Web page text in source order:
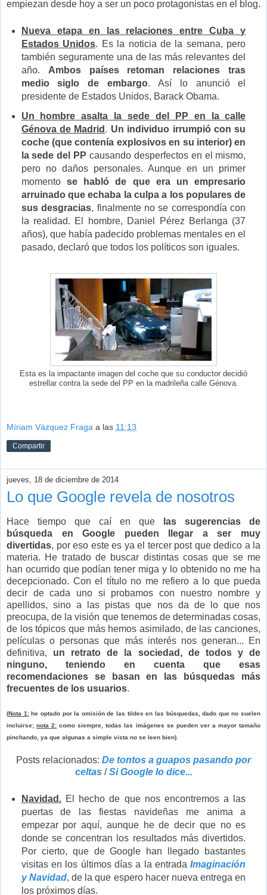
empiezan desde hoy a ser un poco protagonistas en el blog.
Nueva etapa en las relaciones entre Cuba y
Estados Unidos. Es la noticia de la semana, pero
también seguramente una de las más relevantes del
año. Ambos países retoman relaciones tras
medio siglo de embargo. Así lo anunció el
presidente de Estados Unidos, Barack Obama.
Un hombre asalta la sede del PP en la calle
Génova de Madrid . Un individuo irrumpió con su
coche (que contenía explosivos en su interior) en
la sede del PP causando desperfectos en el mismo,
pero no daños personales. Aunque en un primer
momento se habló de que era un empresario
arruinado que echaba la culpa a los populares de
sus desgracias, finalmente no se correspondía con
la realidad. El hombre, Daniel Pérez Berlanga (37
años), que había padecido problemas mentales en el
pasado, declaró que todos los políticos son iguales.
Esta es la impactante imagen del coche que su conductor decidió
estrellar contra la sede del PP en la madrileña calle Génova.
Míriam Vázquez Fraga a las 11:13
Compartir
jueves, 18 de diciembre de 2014
Lo que Google revela de nosotros
Hace tiempo que caí en que
las sugerencias de
búsqueda en Google pueden llegar a ser muy
divertidas, por eso este es ya el tercer post que dedico a la
materia. He tratado de buscar distintas cosas que se me
han ocurrido que podían tener miga y lo obtenido no me ha
decepcionado. Con el título no me refiero a lo que pueda
decir de cada uno si probamos con nuestro nombre y
apellidos, sino a las pistas que nos da de lo que nos
preocupa, de la visión que tenemos de determinadas cosas,
de los tópicos que más hemos asimilado, de las canciones,
películas o personas que más interés nos generan... En
definitiva, un retrato de la sociedad, de todos y de
ninguno, teniendo en cuenta que esas
recomendaciones se basan en las búsquedas más
frecuentes de los usuarios.
(Nota 1:he optado por la omisión de las tildes en las búsquedas, dado que no suelen
incluirse;nota 2: como siempre, todas las imágenes se pueden ver a mayor tamaño
pinchando, ya que algunas a simple vista no se leen bien).
Posts relacionados: De tontos a guapos pasando por
celtas /Si Google lo dice...
Navidad.El hecho de que nos encontremos a las
puertas de las fiestas navideñas me anima a
empezar por aquí, aunque he de decir que no es
donde se concentran los resultados más divertidos.
Por cierto, que de Google han llegado bastantes
visitas en los últimos días a la entradaImaginación
y Navidad, de la que espero hacer nueva entrega en
los próximos días.